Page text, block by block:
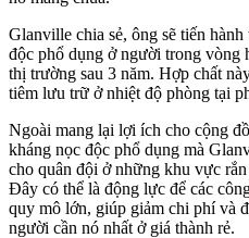
Glanville chia sẻ, ông sẽ tiến
độc phổ dụng ở người trong vòng
thị trường sau 3 năm. Hợp chất
tiêm lưu trữ ở nhiệt độ phòng tại
Ngoài mang lại lợi ích cho cộng
kháng nọc độc phổ dụng mà
cho quân đội ở những khu vực
Đây có thể là động lực để các
quy mô lớn, giúp giảm chi phí và
người cần nó nhất ở giá thành rẻ.